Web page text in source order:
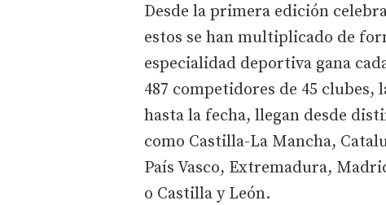
Desde la primera edición
estos se han multiplicado de
especialidad deportiva gana
487 competidores de 45
hasta la fecha, llegan desde
como Castilla-La Mancha,
País Vasco, Extremadura,
o Castilla y León.